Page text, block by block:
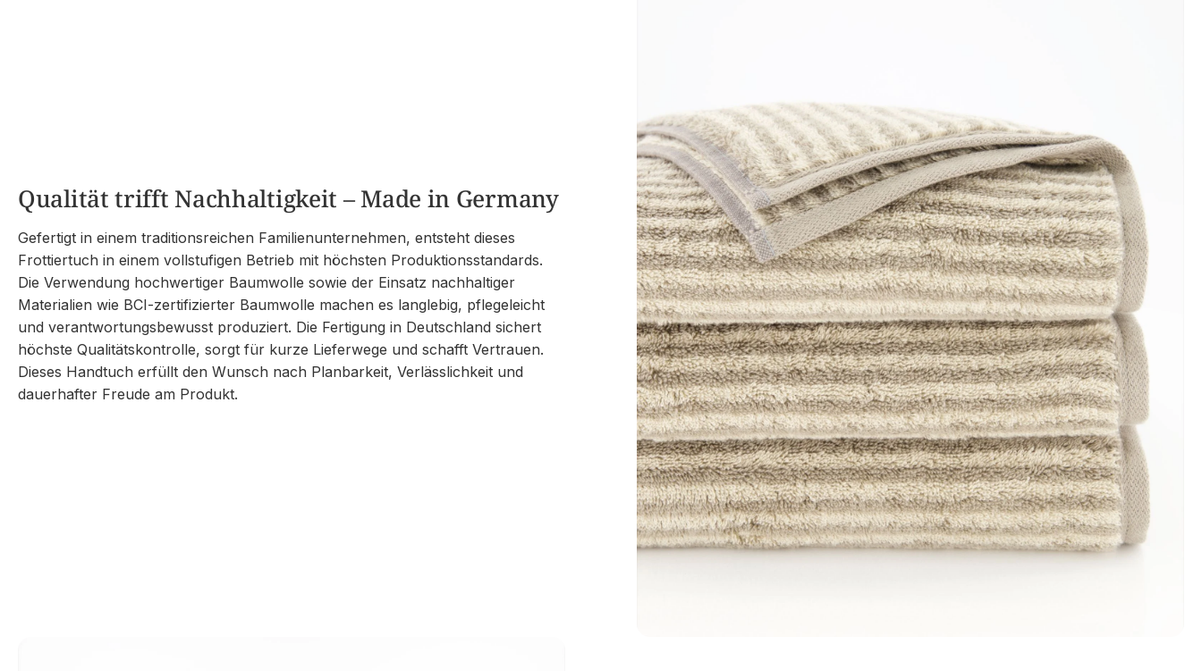
Qualität trifft Nachhaltigkeit – Made in Germany
Gefertigt in einem traditionsreichen Familienunternehmen, entsteht dieses
Frottiertuch in einem vollstufigen Betrieb mit höchsten Produktionsstandards.
Die Verwendung hochwertiger Baumwolle sowie der Einsatz nachhaltiger
Materialien wie BCI-zertifizierter Baumwolle machen es langlebig, pflegeleicht
und verantwortungsbewusst produziert. Die Fertigung in Deutschland sichert
höchste Qualitätskontrolle, sorgt für kurze Lieferwege und schafft Vertrauen.
Dieses Handtuch erfüllt den Wunsch nach Planbarkeit, Verlässlichkeit und
dauerhafter Freude am Produkt.